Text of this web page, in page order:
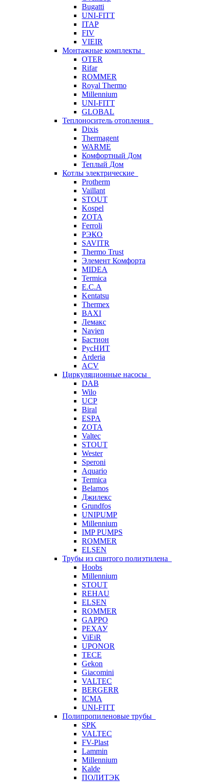
Bugatti
UNI-FITT
ITAP
FIV
VIEIR
Монтажные комплекты
OTER
Rifar
ROMMER
Royal Thermo
Millennium
UNI-FITT
GLOBAL
Теплоноситель отопления
Dixis
Thermagent
WARME
Комфортный Дом
Теплый Дом
Котлы электрические
Protherm
Vaillant
STOUT
Kospel
ZOTA
Ferroli
РЭКО
SAVITR
Thermo Trust
Элемент Комфорта
MIDEA
Termica
E.C.A
Kentatsu
Thermex
BAXI
Лемакс
Navien
Бастион
РусНИТ
Arderia
ACV
Циркуляционные насосы
DAB
Wilo
UCP
Biral
ESPA
ZOTA
Valtec
STOUT
Wester
Speroni
Aquario
Termica
Belamos
Джилекс
Grundfos
UNIPUMP
Millennium
IMP PUMPS
ROMMER
ELSEN
Трубы из сшитого полиэтилена
Hoobs
Millennium
STOUT
REHAU
ELSEN
ROMMER
GAPPO
РЕХАУ
ViEiR
UPONOR
TECE
Gekon
Giacomini
VALTEC
BERGERR
ICMA
UNI-FITT
Полипропиленовые трубы
SPK
VALTEC
FV-Plast
Lammin
Millennium
Kalde
ПОЛИТЭК